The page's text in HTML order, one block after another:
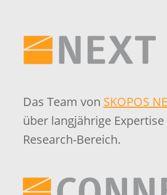
Das Team von SKOPOS
über langjährige
Research-Bereich.